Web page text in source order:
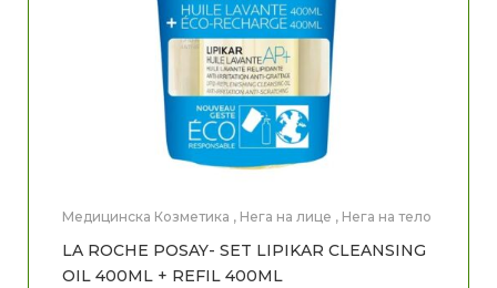
Медицинска Козметика , Нега на лице , Нега на тело
LA ROCHE POSAY- SET LIPIKAR CLEANSING
OIL 400ML + REFIL 400ML